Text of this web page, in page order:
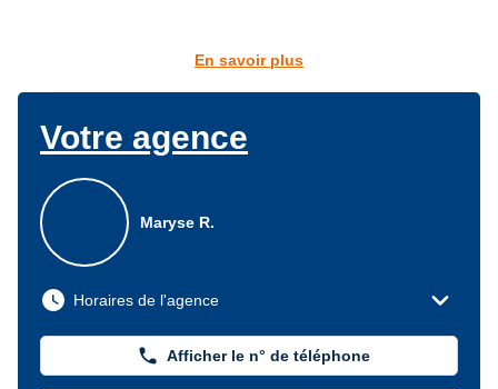
En savoir plus
Votre agence
Maryse R.
watch_later Horaires de l'agence expand_more
phone Afficher le n° de téléphone